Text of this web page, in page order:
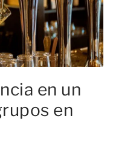
en un
en